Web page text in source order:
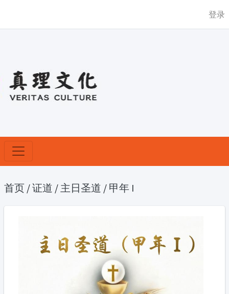
登录
首页 /证道 / 主日圣道 / 甲年 I